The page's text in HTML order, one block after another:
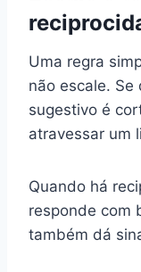
Uma regra
não escale. Se
sugestivo é
atravessar um
Quando há
responde com
também dá